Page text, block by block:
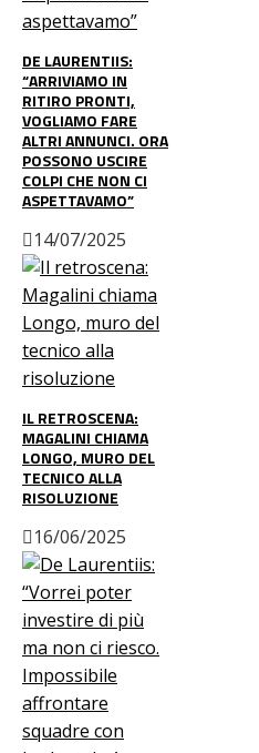
DE LAURENTIIS:
“ARRIVIAMO IN
RITIRO PRONTI,
VOGLIAMO FARE
ALTRI ANNUNCI. ORA
POSSONO USCIRE
COLPI CHE NON CI
ASPETTAVAMO”
14/07/2025
IL RETROSCENA:
MAGALINI CHIAMA
LONGO, MURO DEL
TECNICO ALLA
RISOLUZIONE
16/06/2025